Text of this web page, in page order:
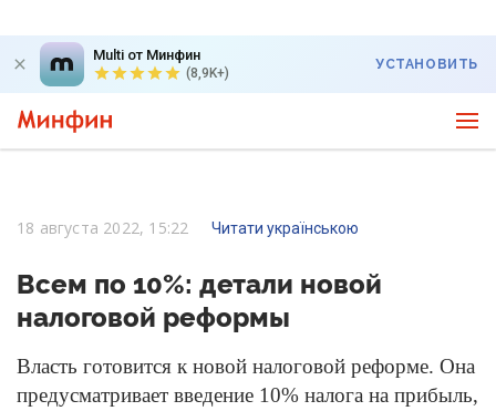
Multi от Минфин
(8,9K+)
УСТАНОВИТЬ
18 августа 2022, 15:22 Читати українською
Всем по 10%: детали новой
налоговой реформы
Власть готовится к новой налоговой реформе. Она
предусматривает введение 10% налога на прибыль,